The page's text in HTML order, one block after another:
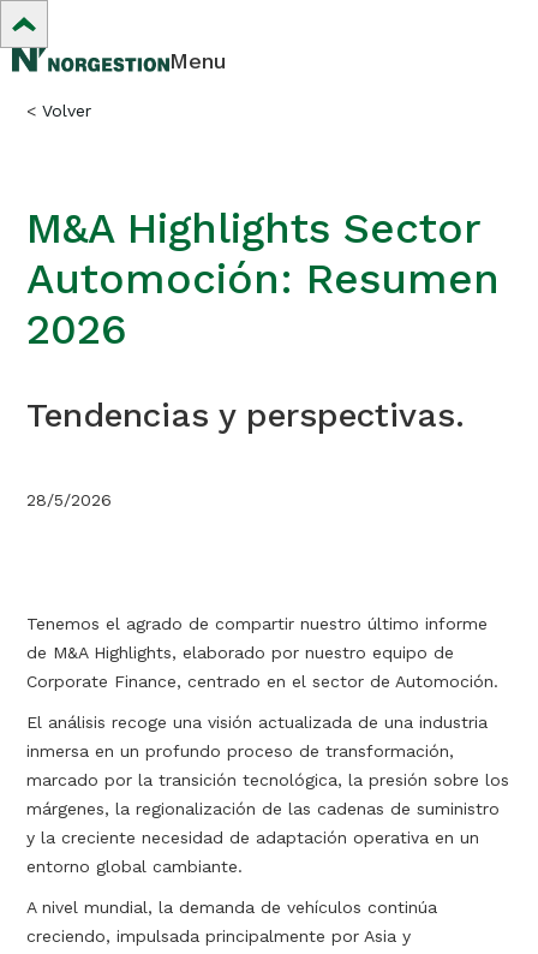
Menu
< Volver
M&A Highlights Sector
Automoción: Resumen
2026
Tendencias y perspectivas.
28/5/2026
Tenemos el agrado de compartir nuestro último informe
de M&A Highlights, elaborado por nuestro equipo de
Corporate Finance, centrado en el sector de Automoción.
El análisis recoge una visión actualizada de una industria
inmersa en un profundo proceso de transformación,
marcado por la transición tecnológica, la presión sobre los
márgenes, la regionalización de las cadenas de suministro
y la creciente necesidad de adaptación operativa en un
entorno global cambiante.
A nivel mundial, la demanda de vehículos continúa
creciendo, impulsada principalmente por Asia y